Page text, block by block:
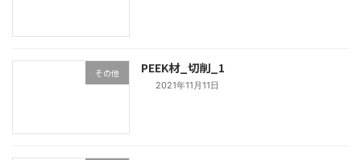
その他 PEEK材_切削_1
2021年11月11日